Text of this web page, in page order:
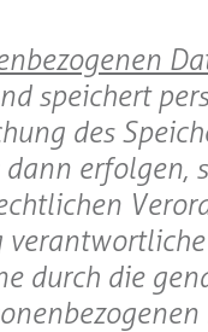
speichert
des
erfolgen,
durch die